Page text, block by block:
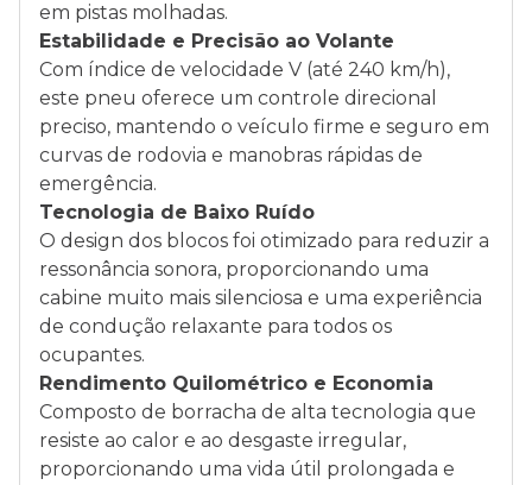
em pistas molhadas.
Estabilidade e Precisão ao Volante
Com índice de velocidade V (até 240 km/h),
este pneu oferece um controle direcional
preciso, mantendo o veículo firme e seguro em
curvas de rodovia e manobras rápidas de
emergência.
Tecnologia de Baixo Ruído
O design dos blocos foi otimizado para reduzir a
ressonância sonora, proporcionando uma
cabine muito mais silenciosa e uma experiência
de condução relaxante para todos os
ocupantes.
Rendimento Quilométrico e Economia
Composto de borracha de alta tecnologia que
resiste ao calor e ao desgaste irregular,
proporcionando uma vida útil prolongada e